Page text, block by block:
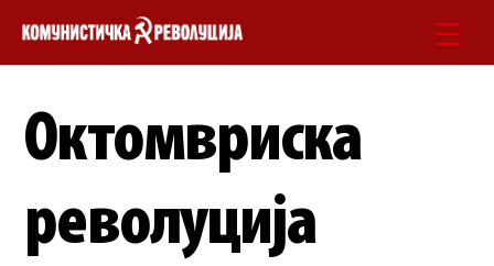
Skip
Октомвриска
револуција